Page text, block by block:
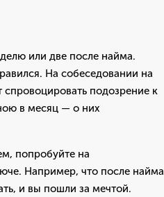
или две после найма.
На собеседовании на
подозрение к
в месяц — о них
попробуйте на
Например, что после найма
и вы пошли за мечтой.